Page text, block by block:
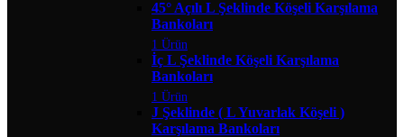
45° Açılı L Şeklinde Köşeli Karşılama
Bankoları
1 Ürün
İç L Şeklinde Köşeli Karşılama
Bankoları
1 Ürün
J Şeklinde ( L Yuvarlak Köşeli )
Karşılama Bankoları